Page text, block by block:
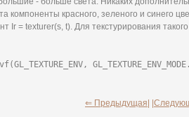
компоненты красного, зеленого и синего
Ir = texturer(s, t). Для текстурирования
⇐ Предыдущая|